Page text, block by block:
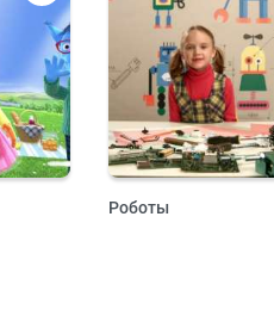
Роботы